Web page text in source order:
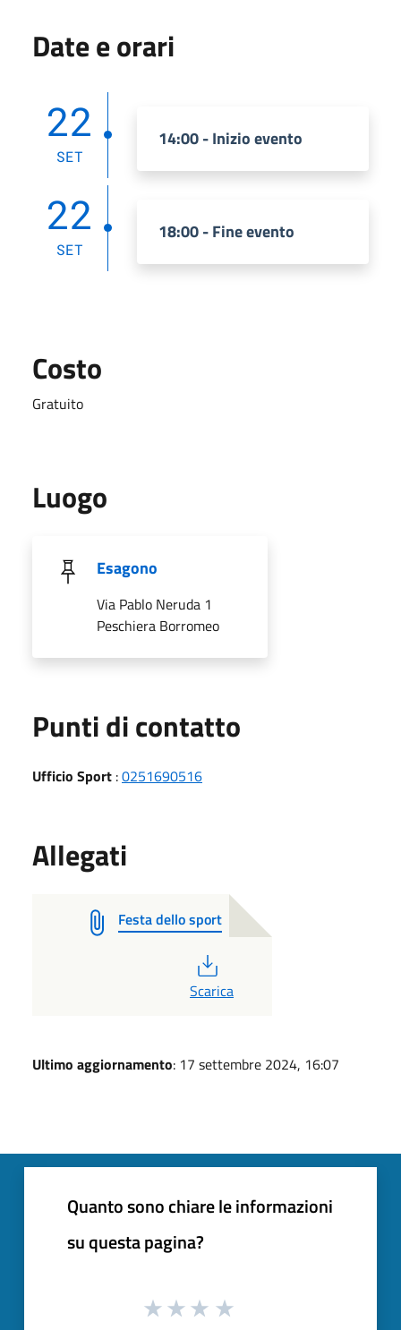
Date e orari
22
SET
14:00 - Inizio evento
22
SET
18:00 - Fine evento
Costo
Gratuito
Luogo
Esagono
Via Pablo Neruda 1
Peschiera Borromeo
Punti di contatto
Ufficio Sport :0251690516
Allegati
Festa dello sport
Scarica
Ultimo aggiornamento: 17 settembre 2024, 16:07
Quanto sono chiare le informazioni
su questa pagina?